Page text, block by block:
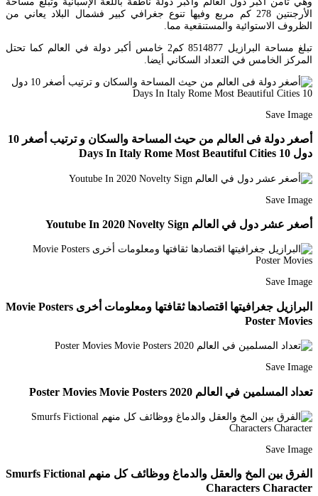
الأرجنتين 278 كم مربع وفيها تنوع جغرافي كبير فشمال البلاد يعاني من
الظروف الاستوائية والمستنقعية مما.
تبلغ مساحة البرازيل 8514877 كم2 خامس أكبر دولة في العالم كما تحتل
المركز الخامس في التعداد السكاني أيضا.
Save Image
أصغر دولة فى العالم من حيث المساحة والسكان و ترتيب أصغر 10
دول 10 Days In Italy Rome Most Beautiful Cities
Save Image
أصغر عشر دول في العالم Youtube In 2020 Novelty Sign
Save Image
البرازيل جغرافيتها اقتصادها ثقافتها ومعلومات أخرى Movie Posters
Poster Movies
Save Image
تعداد المسلمين في العالم 2020 Poster Movies Movie Posters
Save Image
الفرق بين المخ والعقل والدماغ ووظائف كل منهم Smurfs Fictional
Characters Character